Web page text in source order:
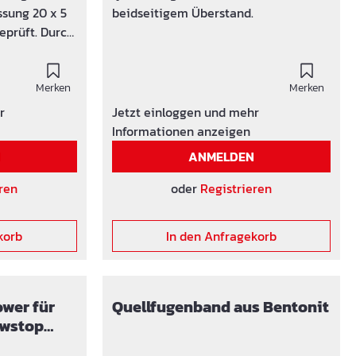
20 x 5
Durch
des
Wasser
aus
kleben -
Merken
beidseitigem Überstand.
Merken
Jetzt einloggen und mehr
Informationen anzeigen
ANMELDEN
oder Registrieren
In den Anfragekorb
für
Quellfugenband aus Bentonit